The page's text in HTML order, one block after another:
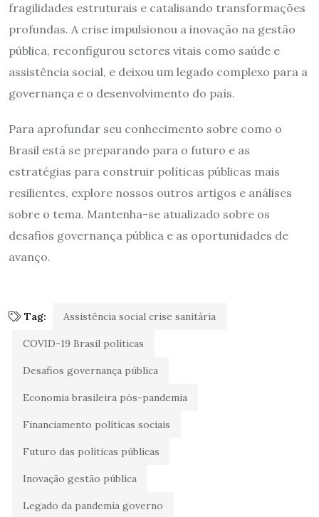
fragilidades estruturais e catalisando transformações
profundas. A crise impulsionou a inovação na gestão
pública, reconfigurou setores vitais como saúde e
assistência social, e deixou um legado complexo para a
governança e o desenvolvimento do país.
Para aprofundar seu conhecimento sobre como o
Brasil está se preparando para o futuro e as
estratégias para construir políticas públicas mais
resilientes, explore nossos outros artigos e análises
sobre o tema. Mantenha-se atualizado sobre os
desafios governança pública e as oportunidades de
avanço.
Tag: Assistência social crise sanitária
COVID-19 Brasil políticas
Desafios governança pública
Economia brasileira pós-pandemia
Financiamento políticas sociais
Futuro das políticas públicas
Inovação gestão pública
Legado da pandemia governo